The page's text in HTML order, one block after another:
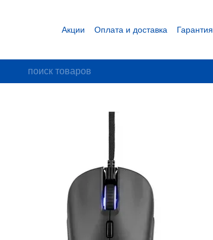
Акции Оплата и доставка Гарантия